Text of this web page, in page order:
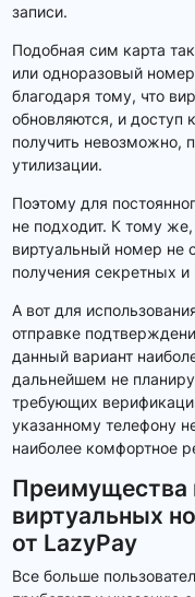
записи.
Подобная сим карта
или одноразовый
благодаря тому, что
обновляются, и доступ
получить невозможно,
утилизации.
Поэтому для
не подходит. К тому
виртуальный номер не
получения секретных
А вот для
отправке
данный вариант
дальнейшем не
требующих
указанному телефону
наиболее комфортное
Преимущества
виртуальных
от LazyPay
Все больше